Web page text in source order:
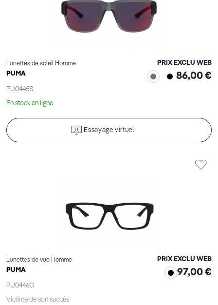
Lunettes de soleil Homme
PUMA
PU0445S
PRIX EXCLU WEB
86,00 €
En stock en ligne
Essayage virtuel
Lunettes de vue Homme
PUMA
PU0446O
PRIX EXCLU WEB
97,00 €
Victime de son succès